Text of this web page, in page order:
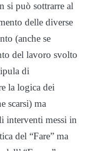
si può sottrarre al
delle diverse
(anche se
del lavoro svolto
di
la logica dei
scarsi) ma
interventi messi in
del “Fare” ma